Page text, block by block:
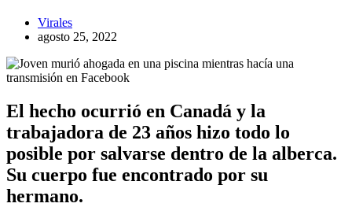
Virales
agosto 25, 2022
El hecho ocurrió en Canadá y la
trabajadora de 23 años hizo todo lo
posible por salvarse dentro de la alberca.
Su cuerpo fue encontrado por su
hermano.